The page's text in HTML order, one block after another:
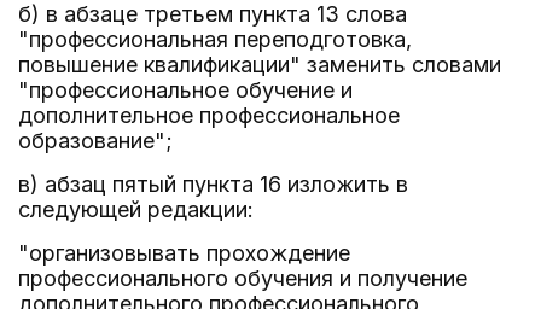
б) в абзаце третьем пункта 13 слова
"профессиональная переподготовка,
повышение квалификации" заменить словами
"профессиональное обучение и
дополнительное профессиональное
образование";
в) абзац пятый пункта 16 изложить в
следующей редакции:
"организовывать прохождение
профессионального обучения и получение
дополнительного профессионального